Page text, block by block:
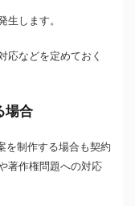
生します。
応などを定めておく
場合
を制作する場合も契約
著作権問題への対応